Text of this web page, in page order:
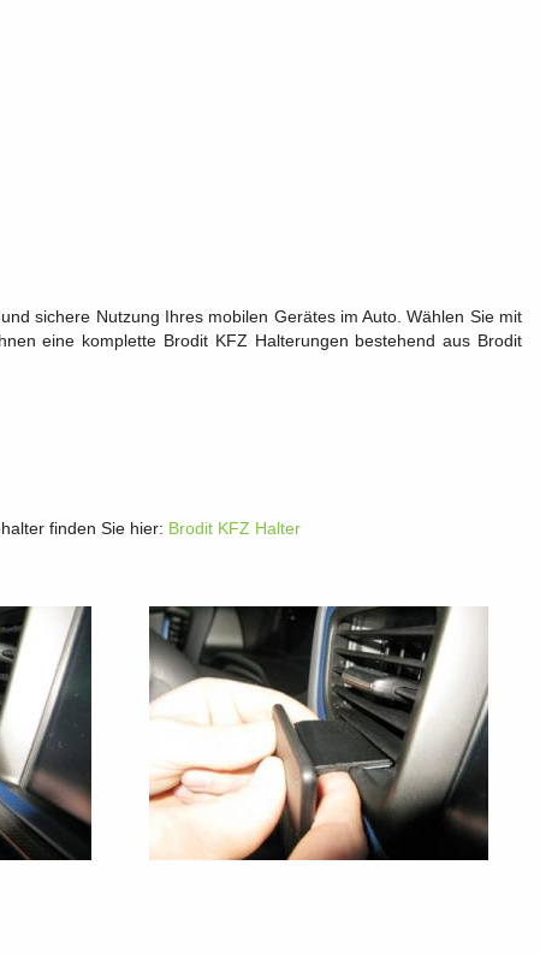
sichere Nutzung Ihres mobilen Gerätes im Auto. Wählen Sie mit
eine komplette Brodit KFZ Halterungen bestehend aus Brodit
finden Sie hier: Brodit KFZ Halter